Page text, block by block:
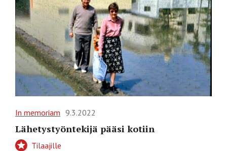
In memoriam 9.3.2022
Lähetystyöntekijä pääsi kotiin
Tilaajille